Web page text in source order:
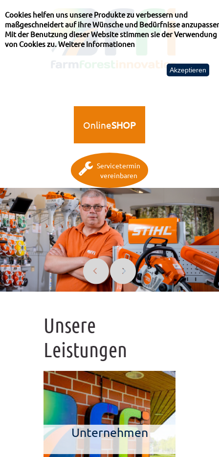
Cookies helfen uns unsere Produkte zu verbessern und
maßgeschneidert auf ihre Wünsche und Bedürfnisse
Mit der Benutzung dieser Website stimmen sie der Verwendung
von Cookies zu.Weitere Informationen
Akzeptieren
OnlineSHOP
Servicetermin
vereinbaren
Unsere
Leistungen
Unternehmen